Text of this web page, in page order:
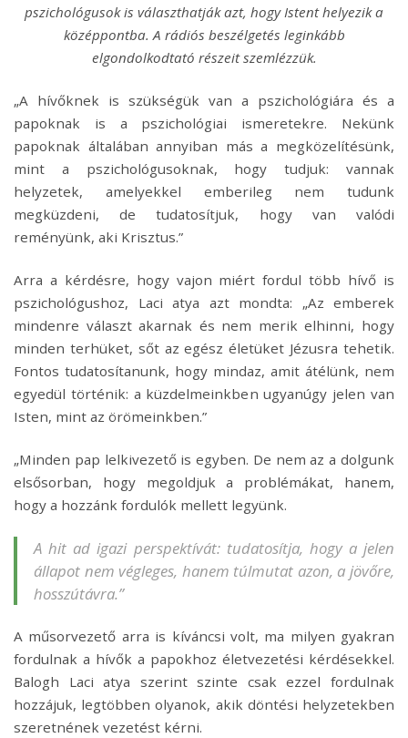
pszichológusok is választhatják azt, hogy Istent helyezik a
középpontba. A rádiós beszélgetés leginkább
elgondolkodtató részeit szemlézzük.
„A hívőknek is szükségük van a pszichológiára és a
papoknak is a pszichológiai ismeretekre. Nekünk
papoknak általában annyiban más a megközelítésünk,
mint a pszichológusoknak, hogy tudjuk: vannak
helyzetek, amelyekkel emberileg nem tudunk
megküzdeni, de tudatosítjuk, hogy van valódi
reményünk, aki Krisztus.”
Arra a kérdésre, hogy vajon miért fordul több hívő is
pszichológushoz, Laci atya azt mondta: „Az emberek
mindenre választ akarnak és nem merik elhinni, hogy
minden terhüket, sőt az egész életüket Jézusra tehetik.
Fontos tudatosítanunk, hogy mindaz, amit átélünk, nem
egyedül történik: a küzdelmeinkben ugyanúgy jelen van
Isten, mint az örömeinkben.”
„Minden pap lelkivezető is egyben. De nem az a dolgunk
elsősorban, hogy megoldjuk a problémákat, hanem,
hogy a hozzánk fordulók mellett legyünk.
A hit ad igazi perspektívát: tudatosítja, hogy a jelen
állapot nem végleges, hanem túlmutat azon, a jövőre,
hosszútávra.”
A műsorvezető arra is kíváncsi volt, ma milyen gyakran
fordulnak a hívők a papokhoz életvezetési kérdésekkel.
Balogh Laci atya szerint szinte csak ezzel fordulnak
hozzájuk, legtöbben olyanok, akik döntési helyzetekben
szeretnének vezetést kérni.